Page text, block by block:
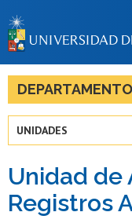
UNIDADES
Unidad de
Registros